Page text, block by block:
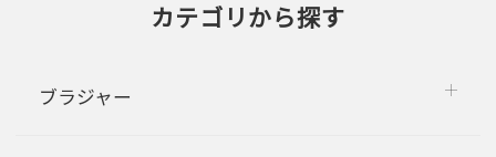
カテゴリから探す
ブラジャー